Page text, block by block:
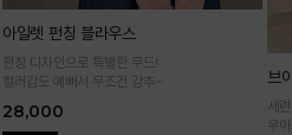
아일렛 펀칭 블라우스
펀칭 디자인으로 특별한 무드!
컬러감도 예뻐서 무조건 강추~
28,000
브
세
우